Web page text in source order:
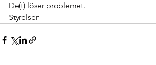
De(t) löser problemet.
Styrelsen